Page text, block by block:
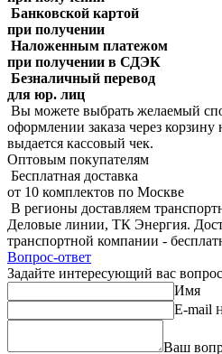
Банковской картой
при получении
Наложенным платежом
при получении в СДЭК
Безналичный перевод
для юр. лиц
Вы можете выбрать желаемый
оформлении заказа через корзину
выдается кассовый чек.
Оптовым покупателям
Бесплатная доставка
от 10 комплектов по Москве
В регионы доставляем
Деловые линии, ТК Энергия.
транспортной компании -
Вопрос-ответ
Задайте интересующий вас
Имя
E-mail
Ваш